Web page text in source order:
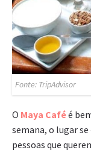
Fonte: TripAdvisor
O Maya Caféé
semana, o lugar
pessoas que